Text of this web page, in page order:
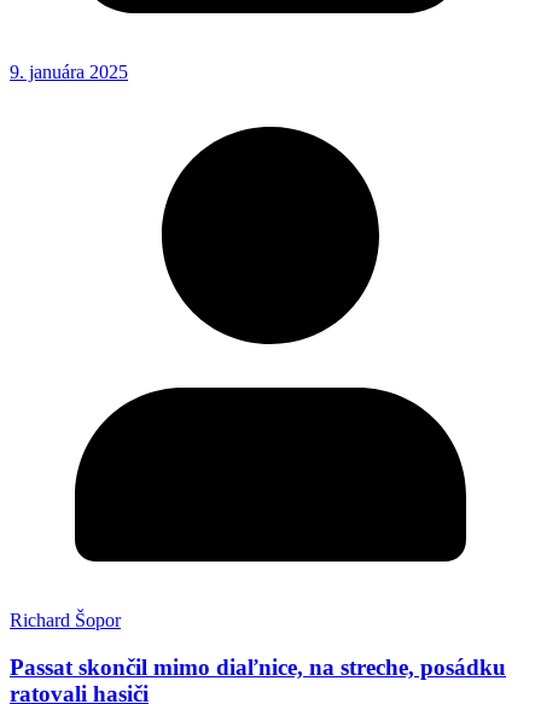
9. januára 2025
Richard Šopor
Passat skončil mimo diaľnice, na streche, posádku
ratovali hasiči